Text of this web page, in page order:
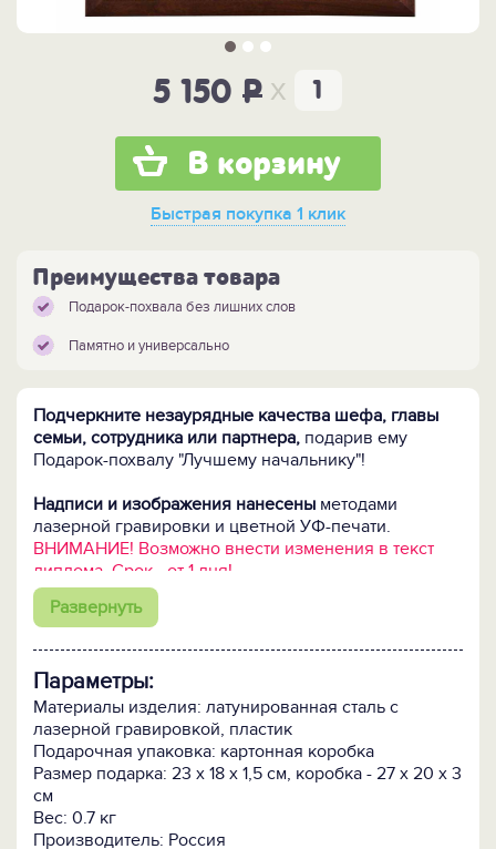
5 150 P x
В корзину
Быстрая покупка 1 клик
Преимущества товара
Подарок-похвала без лишних слов
Памятно и универсально
Подчеркните незаурядные качества шефа, главы
семьи, сотрудника или партнера, подарив ему
Подарок-похвалу "Лучшему начальнику"!
Надписи и изображения нанесены методами
лазерной гравировки и цветной УФ-печати.
ВНИМАНИЕ! Возможно внести изменения в текст
диплома. Срок - от 1 дня!
Диплом серии ДЛК №000000001 о присвоении
Данный документ подтверждает, что его владелец
является признанным лидером, искусным
управленцем, незаурядной личностью и ему
присущи следующие качества и достоинства:
- острый, неординарный ум;
- солидная эрудиция;
- природная одаренность и смекалка;
- решительность и напористость;
Развернуть
Параметры:
Материалы изделия: латунированная сталь с
лазерной гравировкой, пластик
Подарочная упаковка: картонная коробка
Размер подарка: 23 x 18 x 1,5 см, коробка - 27 х 20 х 3
см
Вес: 0.7 кг
Производитель: Россия